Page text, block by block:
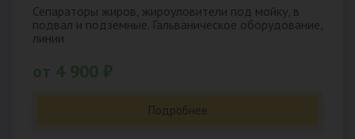
Сепараторы жиров, жироуловители под мойку, в
подвал и подземные. Гальваническое оборудование,
линии
Подробнее